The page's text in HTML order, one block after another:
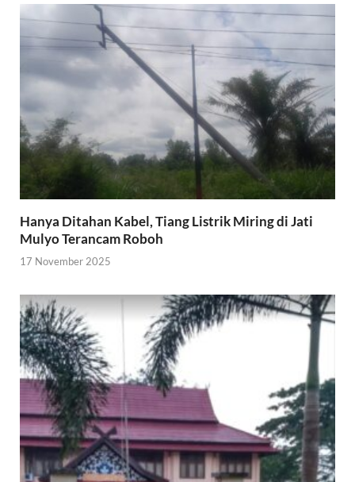
Hanya Ditahan Kabel, Tiang Listrik Miring di Jati
Mulyo Terancam Roboh
17 November 2025